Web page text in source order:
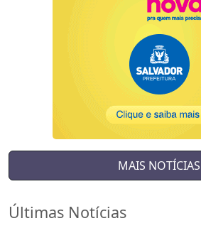
MAIS NOTÍCIAS
Últimas Notícias